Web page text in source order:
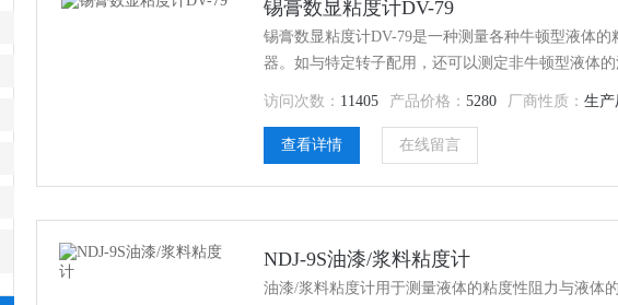
锡膏数显粘度计DV-79
锡膏数显粘度计DV-79是一种测量各种牛顿型液体
器。如与特定转子配用，还可以测定非牛顿型液体
简单等优点，适用于测量各种油脂、油漆、油墨、
品、轻工、建筑、等行业以及大专院校，科研单位，
访问次数： 11405 产品价格： 5280 厂商性质： 生产
查看详情 在线留言
NDJ-9S油漆/浆料粘度计
油漆/浆料粘度计用于测量液体的粘度性阻力与液体